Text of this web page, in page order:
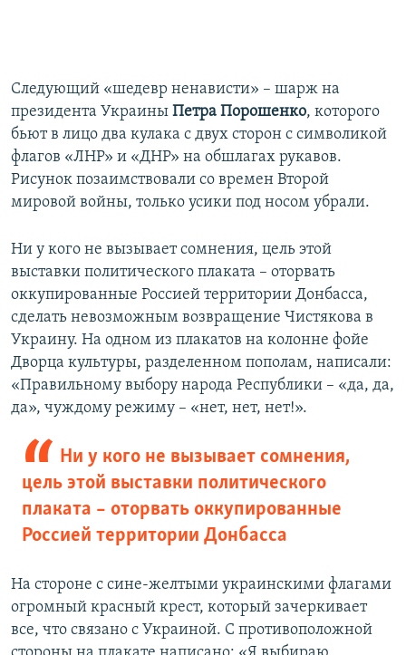
Следующий «шедевр ненависти» – шарж на
президента Украины Петра Порошенко, которого
бьют в лицо два кулака с двух сторон с символикой
флагов «ЛНР» и «ДНР» на обшлагах рукавов.
Рисунок позаимствовали со времен Второй
мировой войны, только усики под носом убрали.
Ни у кого не вызывает сомнения, цель этой
выставки политического плаката – оторвать
оккупированные Россией территории Донбасса,
сделать невозможным возвращение Чистякова в
Украину. На одном из плакатов на колонне фойе
Дворца культуры, разделенном пополам, написали:
«Правильному выбору народа Республики – «да, да,
да», чуждому режиму – «нет, нет, нет!».
Ни у кого не вызывает сомнения,
цель этой выставки политического
плаката – оторвать оккупированные
Россией территории Донбасса
На стороне с сине-желтыми украинскими флагами
огромный красный крест, который зачеркивает
все, что связано с Украиной. С противоположной